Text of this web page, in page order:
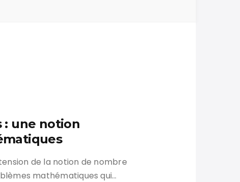
: une notion
de la notion de nombre
mathématiques qui…